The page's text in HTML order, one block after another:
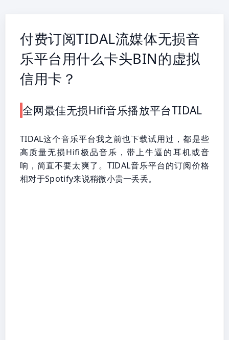
付费订阅TIDAL流媒体无损音
乐平台用什么卡头BIN的虚拟
信用卡？
全网最佳无损Hifi音乐播放平台TIDAL
TIDAL这个音乐平台我之前也下载试用过，都是些
高质量无损Hifi极品音乐，带上牛逼的耳机或音
响，简直不要太爽了。TIDAL音乐平台的订阅价格
相对于Spotify来说稍微小贵一丢丢。